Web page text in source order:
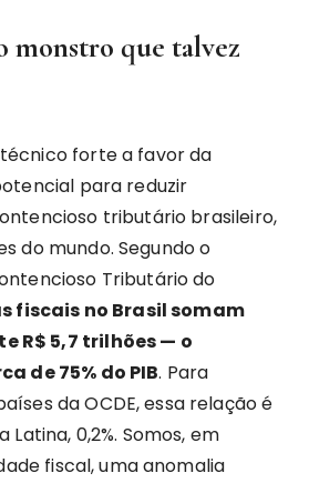
monstro que talvez
forte a favor da
para reduzir
tributário brasileiro,
do mundo. Segundo o
Tributário do
fiscais no Brasil somam
R$ 5,7 trilhões — o
de 75% do PIB. Para
da OCDE, essa relação é
Latina, 0,2%. Somos, em
fiscal, uma anomalia